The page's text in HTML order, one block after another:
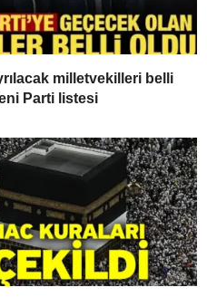
milletvekilleri belli
Parti listesi